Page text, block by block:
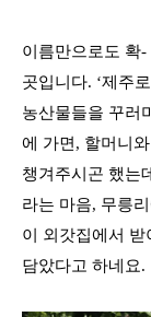
이름만으로도 확
곳입니다. ‘제주
농산물들을 꾸러
에 가면, 할머니
챙겨주시곤 했는
라는 마음, 무릉
이 외갓집에서
담았다고 하네요.